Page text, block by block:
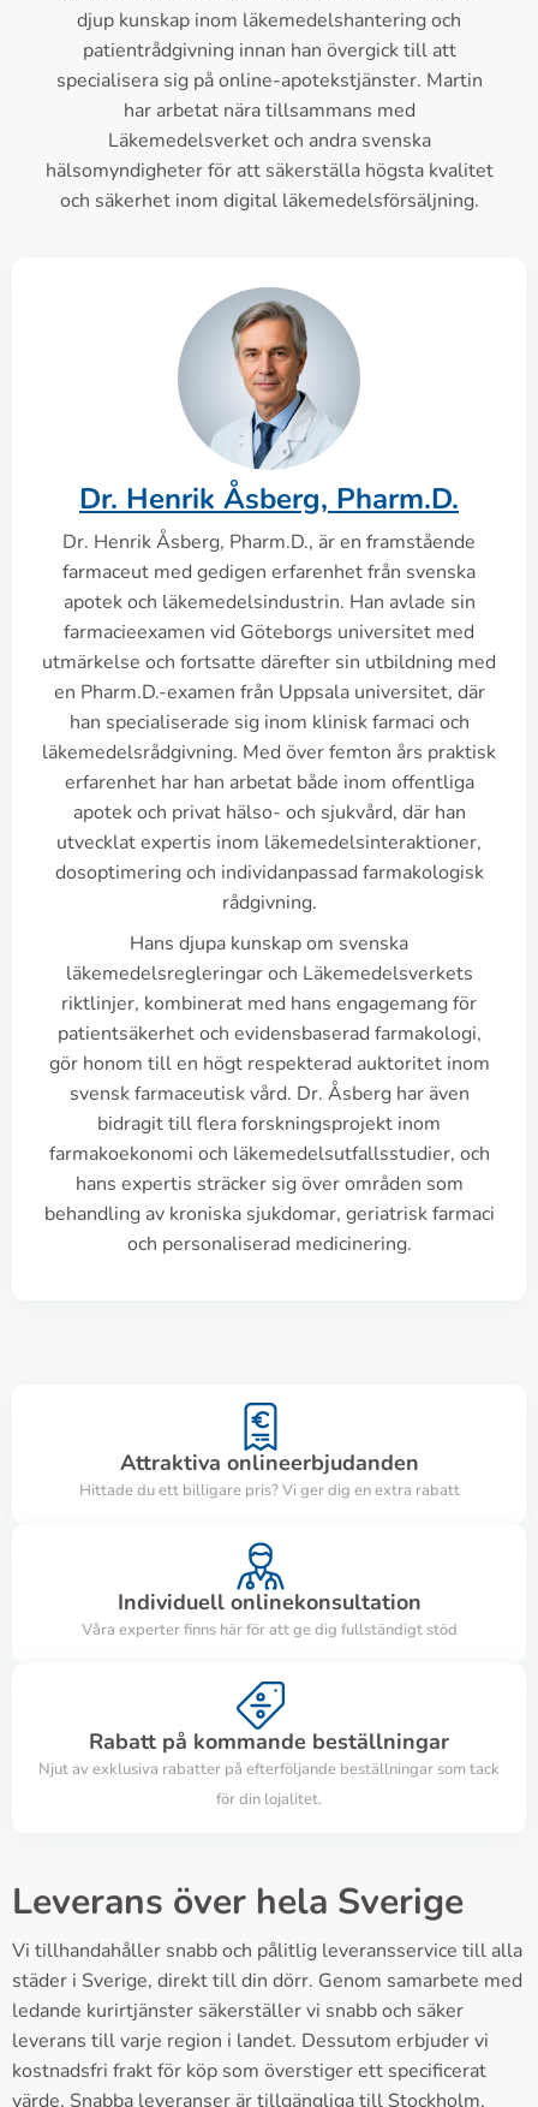
djup kunskap inom läkemedelshantering och
patientrådgivning innan han övergick till att
specialisera sig på online-apotekstjänster. Martin
har arbetat nära tillsammans med
Läkemedelsverket och andra svenska
hälsomyndigheter för att säkerställa högsta kvalitet
och säkerhet inom digital läkemedelsförsäljning.
Dr. Henrik Åsberg, Pharm.D.
Dr. Henrik Åsberg, Pharm.D., är en framstående
farmaceut med gedigen erfarenhet från svenska
apotek och läkemedelsindustrin. Han avlade sin
farmacieexamen vid Göteborgs universitet med
utmärkelse och fortsatte därefter sin utbildning med
en Pharm.D.-examen från Uppsala universitet, där
han specialiserade sig inom klinisk farmaci och
läkemedelsrådgivning. Med över femton års praktisk
erfarenhet har han arbetat både inom offentliga
apotek och privat hälso- och sjukvård, där han
utvecklat expertis inom läkemedelsinteraktioner,
dosoptimering och individanpassad farmakologisk
rådgivning.
Hans djupa kunskap om svenska
läkemedelsregleringar och Läkemedelsverkets
riktlinjer, kombinerat med hans engagemang för
patientsäkerhet och evidensbaserad farmakologi,
gör honom till en högt respekterad auktoritet inom
svensk farmaceutisk vård. Dr. Åsberg har även
bidragit till flera forskningsprojekt inom
farmakoekonomi och läkemedelsutfallsstudier, och
hans expertis sträcker sig över områden som
behandling av kroniska sjukdomar, geriatrisk farmaci
och personaliserad medicinering.
Attraktiva onlineerbjudanden
Hittade du ett billigare pris? Vi ger dig en extra rabatt
Individuell onlinekonsultation
Våra experter finns här för att ge dig fullständigt stöd
Rabatt på kommande beställningar
Njut av exklusiva rabatter på efterföljande beställningar som tack
för din lojalitet.
Leverans över hela Sverige
Vi tillhandahåller snabb och pålitlig leveransservice till alla
städer i Sverige, direkt till din dörr. Genom samarbete med
ledande kurirtjänster säkerställer vi snabb och säker
leverans till varje region i landet. Dessutom erbjuder vi
kostnadsfri frakt för köp som överstiger ett specificerat
värde. Snabba leveranser är tillgängliga till Stockholm,